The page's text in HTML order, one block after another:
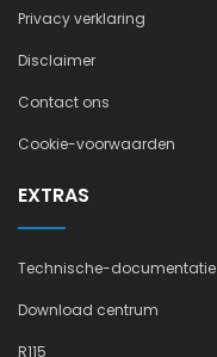
Privacy verklaring
Disclaimer
Contact ons
Cookie-voorwaarden
EXTRAS
Technische-documentatie
Download centrum
R115